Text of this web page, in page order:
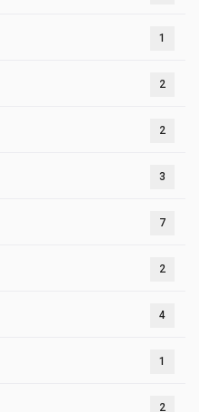
1
2
2
3
7
2
4
1
2